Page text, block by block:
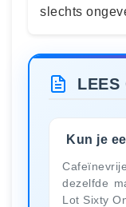
slechts
LEES
Kun je
dezelfde
Lot Sixty